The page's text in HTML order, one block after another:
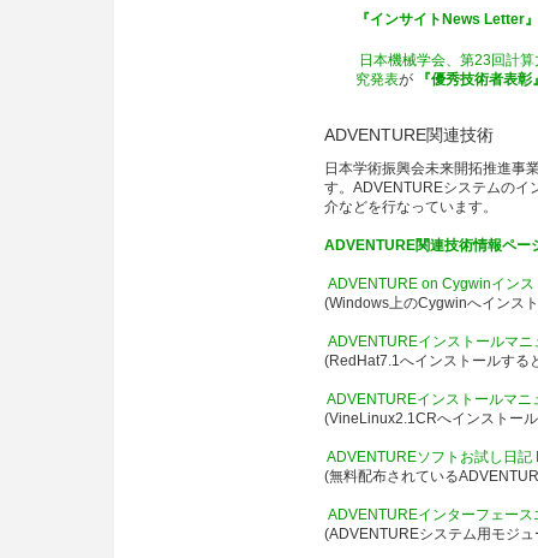
『インサイトNews Letter』
日本機械学会、第23回計
究発表が 『優秀技術者表彰
ADVENTURE関連技術
日本学術振興会未来開拓推進事
す。ADVENTUREシステムのイ
介などを行なっています。
ADVENTURE関連技術情報ペー
ADVENTURE on Cygwinイン
(Windows上のCygwinへインス
ADVENTUREインストールマ
(RedHat7.1へインストールする
ADVENTUREインストールマ
(VineLinux2.1CRへインストー
ADVENTUREソフトお試し日
(無料配布されている
ADVENTUREインターフェー
(ADVENTUREシステム用モジ